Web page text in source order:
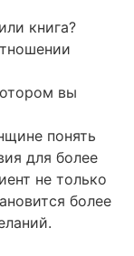
книга?
вы
понять
для более
не только
более